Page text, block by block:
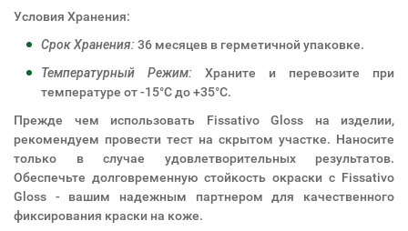
Условия Хранения:
Срок Хранения: 36 месяцев в герметичной упаковке.
Температурный Режим: Храните и перевозите при
температуре от -15°С до +35°С.
Прежде чем использовать Fissativo Gloss на изделии,
рекомендуем провести тест на скрытом участке. Наносите
только в случае удовлетворительных результатов.
Обеспечьте долговременную стойкость окраски с Fissativo
Gloss - вашим надежным партнером для качественного
фиксирования краски на коже.